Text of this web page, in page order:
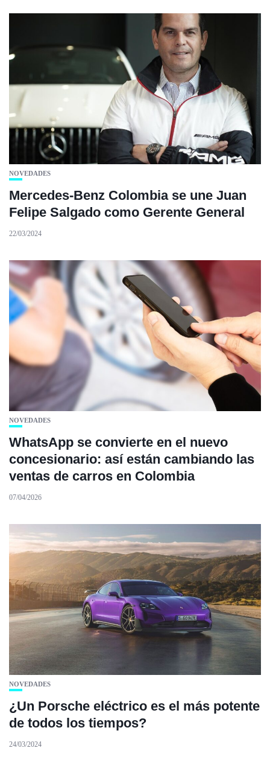
NOVEDADES
Mercedes-Benz Colombia se une Juan
Felipe Salgado como Gerente General
22/03/2024
NOVEDADES
WhatsApp se convierte en el nuevo
concesionario: así están cambiando las
ventas de carros en Colombia
07/04/2026
NOVEDADES
¿Un Porsche eléctrico es el más potente
de todos los tiempos?
24/03/2024